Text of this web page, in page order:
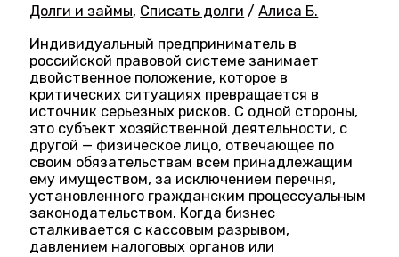
Долги и займы, Списать долги /Алиса Б.
Индивидуальный предприниматель в
российской правовой системе занимает
двойственное положение, которое в
критических ситуациях превращается в
источник серьезных рисков. С одной стороны,
это субъект хозяйственной деятельности, с
другой — физическое лицо, отвечающее по
своим обязательствам всем принадлежащим
ему имуществом, за исключением перечня,
установленного гражданским процессуальным
законодательством. Когда бизнес
сталкивается с кассовым разрывом,
давлением налоговых органов или